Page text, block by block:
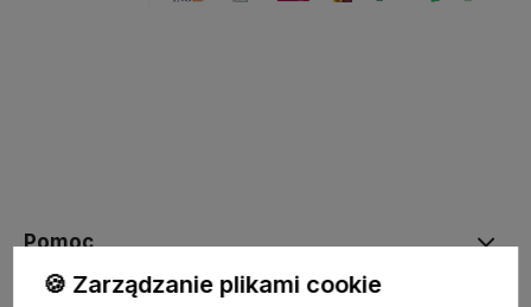
Pomoc
🍪 Zarządzanie plikami cookie